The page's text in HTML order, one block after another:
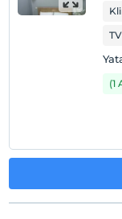
Evcil Hayvan
Evcil hayvan
Odalarda sigara
Her bir oda için
TV
(1